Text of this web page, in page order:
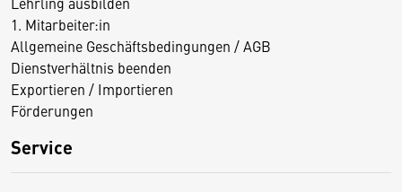
1. Mitarbeiter:in
Allgemeine Geschäftsbedingungen / AGB
Dienstverhältnis beenden
Exportieren / Importieren
Förderungen
Service